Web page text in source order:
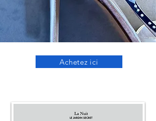
Achetez ici